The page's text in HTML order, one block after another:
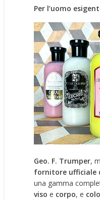
Per l’uomo
Geo. F. Trumper,
fornitore ufficiale
una gamma
viso e corpo, e